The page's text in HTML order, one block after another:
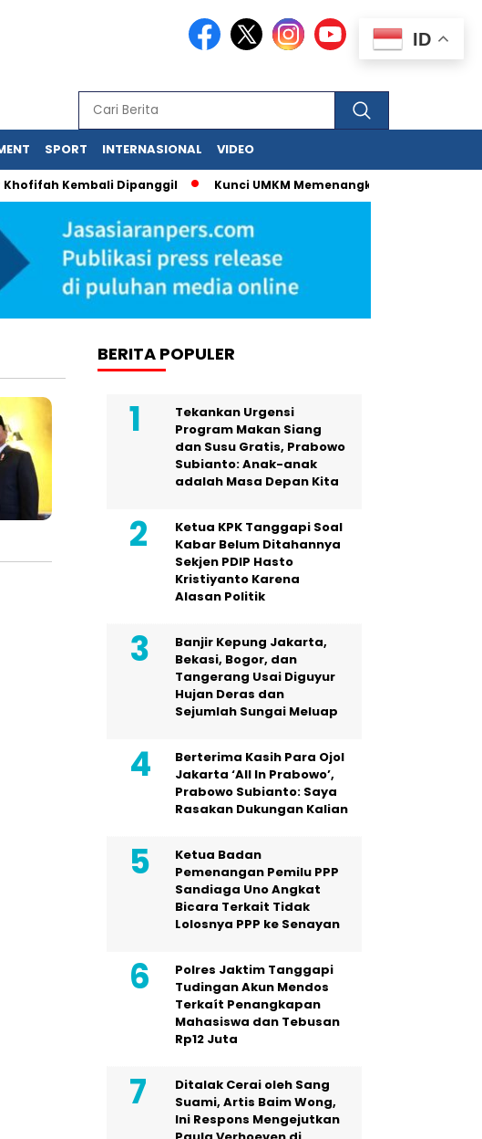
SPORT INTERNASIONAL VIDEO
Kembali Dipanggil Kunci UMKM Memenangkan Perhatian Media
BERITA POPULER
Tekankan Urgensi
Program Makan Siang
dan Susu Gratis, Prabowo
Subianto: Anak-anak
adalah Masa Depan Kita
Ketua KPK Tanggapi Soal
Kabar Belum Ditahannya
Sekjen PDIP Hasto
Kristiyanto Karena
Alasan Politik
Banjir Kepung Jakarta,
Bekasi, Bogor, dan
Tangerang Usai Diguyur
Hujan Deras dan
Sejumlah Sungai Meluap
Berterima Kasih Para Ojol
Jakarta ‘All In Prabowo’,
Prabowo Subianto: Saya
Rasakan Dukungan Kalian
Ketua Badan
Pemenangan Pemilu PPP
Sandiaga Uno Angkat
Bicara Terkait Tidak
Lolosnya PPP ke Senayan
Polres Jaktim Tanggapi
Tudingan Akun Mendos
Terkaít Penangkapan
Mahasiswa dan Tebusan
Rp12 Juta
Ditalak Cerai oleh Sang
Suami, Artis Baim Wong,
Ini Respons Mengejutkan
ID